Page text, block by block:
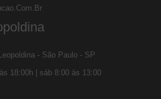
- São Paulo - SP
18:00h | sáb 8:00 às 13:00